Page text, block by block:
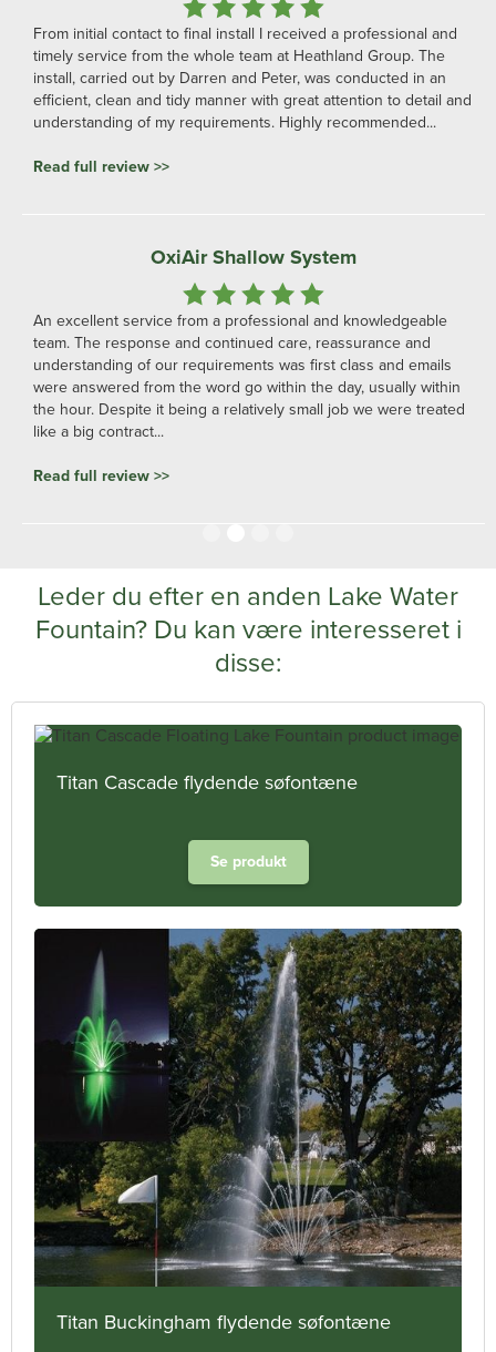
From initial contact to final install I received a professional and
timely service from the whole team at Heathland Group. The
install, carried out by Darren and Peter, was conducted in an
efficient, clean and tidy manner with great attention to detail and
understanding of my requirements. Highly recommended...
Read full review >>
OxiAir Shallow System
An excellent service from a professional and knowledgeable
team. The response and continued care, reassurance and
understanding of our requirements was first class and emails
were answered from the word go within the day, usually within
the hour. Despite it being a relatively small job we were treated
like a big contract...
Read full review >>
Leder du efter en anden Lake Water
Fountain? Du kan være interesseret i
disse:
Titan Cascade flydende søfontæne
Se produkt
Titan Buckingham flydende søfontæne